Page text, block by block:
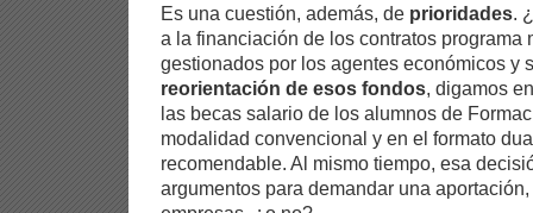
Es una cuestión, además, de prioridades.
a la financiación de los contratos programa
gestionados por los agentes económicos y
reorientación de esos fondos, digamos
las becas salario de los alumnos de
modalidad convencional y en el formato
recomendable. Al mismo tiempo, esa
argumentos para demandar una